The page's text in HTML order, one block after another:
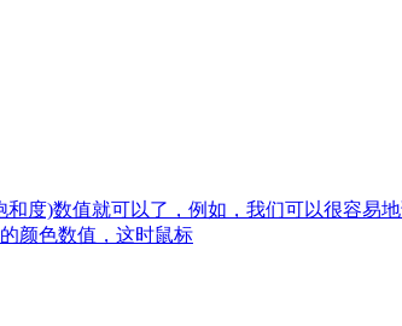
和度)数值就可以了，例如，我们可以很容易
颜色数值，这时鼠标